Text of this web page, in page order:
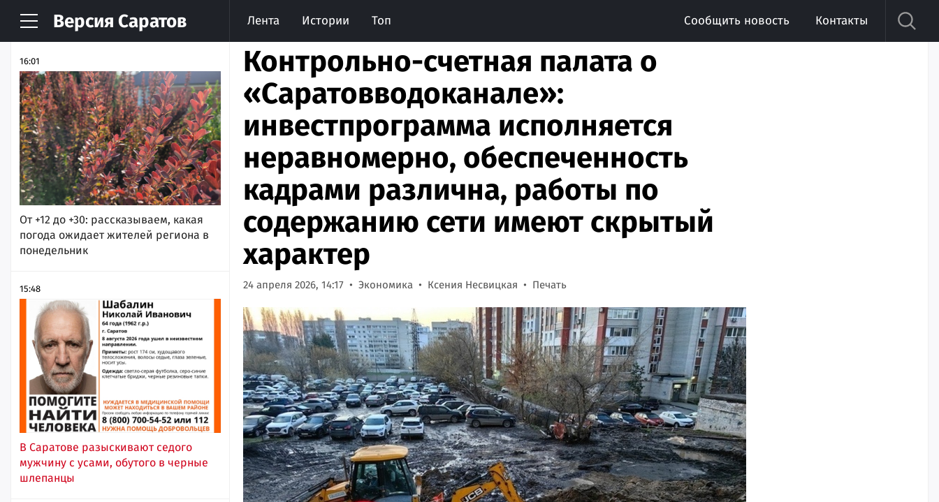
Версия Саратов Лента Истории Топ Сообщить новость Контакты
НОВОСТИ АРХИВ
16:01
От +12 до +30: рассказываем, какая
погода ожидает жителей региона в
понедельник
15:48
В Саратове разыскивают седого
мужчину с усами, обутого в черные
шлепанцы
Контрольно-счетная палата о
«Саратовводоканале»:
инвестпрограмма исполняется
неравномерно, обеспеченность
кадрами различна, работы по
содержанию сети имеют скрытый
характер
24 апреля 2026, 14:17 Экономика Ксения Несвицкая Печать